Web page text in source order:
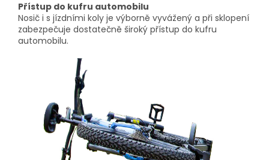
Přístup do kufru automobilu
Nosič i s jízdními koly je výborně vyvážený a při sklopení
zabezpečuje dostatečně široký přístup do kufru
automobilu.